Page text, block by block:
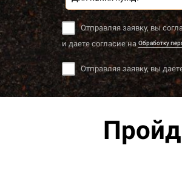
Отправляя заявку, вы
и даете согласие на Обработку
Отправляя заявку, вы